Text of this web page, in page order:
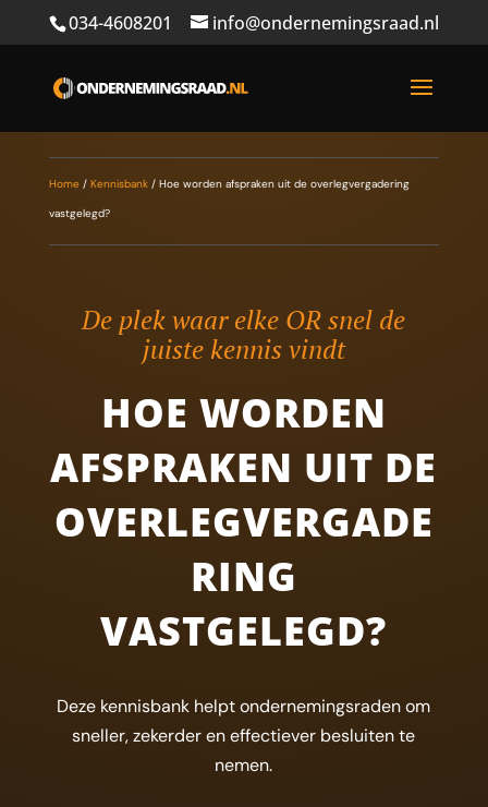
034-4608201 info@ondernemingsraad.nl
Home/ Kennisbank/ Hoe worden afspraken uit de overlegvergadering
vastgelegd?
De plek waar elke OR snel de
juiste kennis vindt
HOE WORDEN
AFSPRAKEN UIT DE
OVERLEGVERGADE
RING
VASTGELEGD?
Deze kennisbank helpt ondernemingsraden om
sneller, zekerder en effectiever besluiten te
nemen.